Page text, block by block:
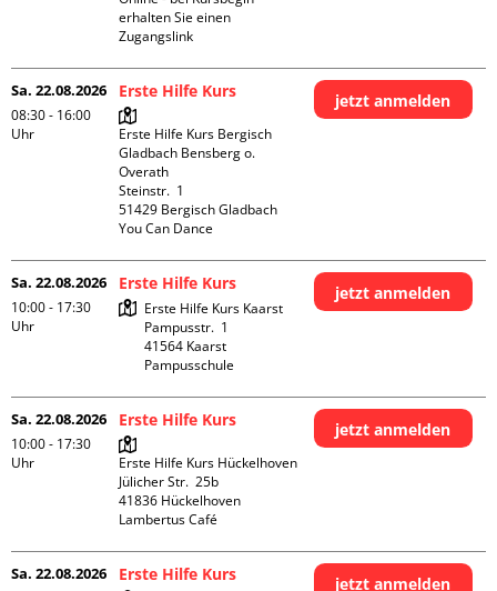
erhalten Sie einen
Zugangslink
Sa. 22.08.2026
08:30 - 16:00
Uhr
Erste Hilfe Kurs
Erste Hilfe Kurs Bergisch
Gladbach Bensberg o.
Overath
Steinstr.  1
51429 Bergisch Gladbach
You Can Dance
jetzt anmelden
Sa. 22.08.2026
10:00 - 17:30
Uhr
Erste Hilfe Kurs
Erste Hilfe Kurs Kaarst
Pampusstr.  1
41564 Kaarst
Pampusschule
jetzt anmelden
Sa. 22.08.2026
10:00 - 17:30
Uhr
Erste Hilfe Kurs
Erste Hilfe Kurs Hückelhoven
Jülicher Str.  25b
41836 Hückelhoven
Lambertus Café
jetzt anmelden
Sa. 22.08.2026 Erste Hilfe Kurs jetzt anmelden